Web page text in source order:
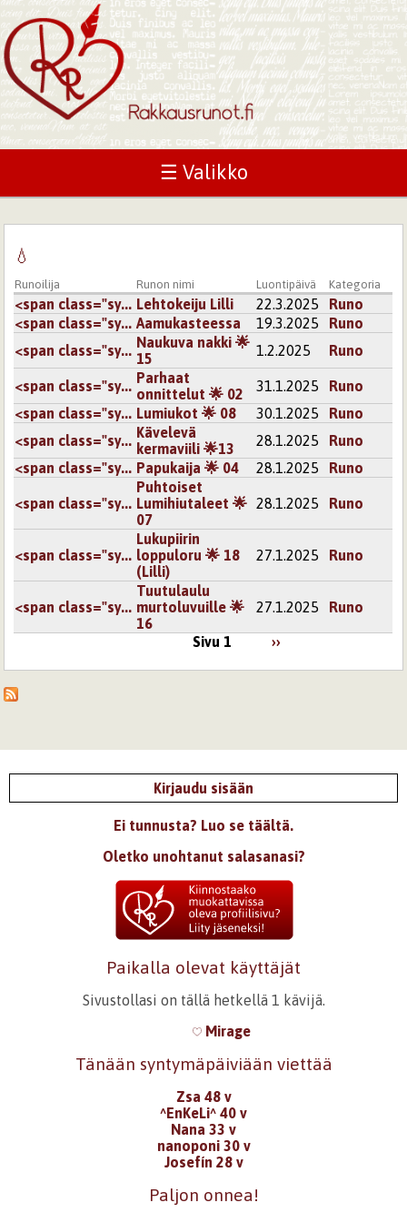
☰ Valikko
💧
Runoilija Runon nimi Luontipäivä Kategoria
<span class="sy... Lehtokeiju Lilli 22.3.2025
Runo
<span class="sy... Aamukasteessa 19.3.2025
Runo
<span class="sy... Naukuva nakki 🌟
15
1.2.2025 Runo
<span class="sy... Parhaat
onnittelut 🌟 02
31.1.2025
Runo
<span class="sy... Lumiukot 🌟 08 30.1.2025
Runo
<span class="sy... Kävelevä
kermaviili 🌟13
28.1.2025
Runo
<span class="sy... Papukaija 🌟 04 28.1.2025 Runo
<span class="sy...
Puhtoiset
Lumihiutaleet 🌟
07
28.1.2025 Runo
<span class="sy...
Lukupiirin
loppuloru 🌟 18
(Lilli)
27.1.2025 Runo
<span class="sy...
Tuutulaulu
murtoluvuille 🌟
16
27.1.2025 Runo
Sivu 1 ››
Kirjaudu sisään
Ei tunnusta? Luo se täältä.
Oletko unohtanut salasanasi?
Paikalla olevat käyttäjät
Sivustollasi on tällä hetkellä 1 kävijä.
Mirage
Tänään syntymäpäiviään viettää
Zsa 48 v
^EnKeLi^ 40 v
Nana 33 v
nanoponi 30 v
Josefín 28 v
Paljon onnea!